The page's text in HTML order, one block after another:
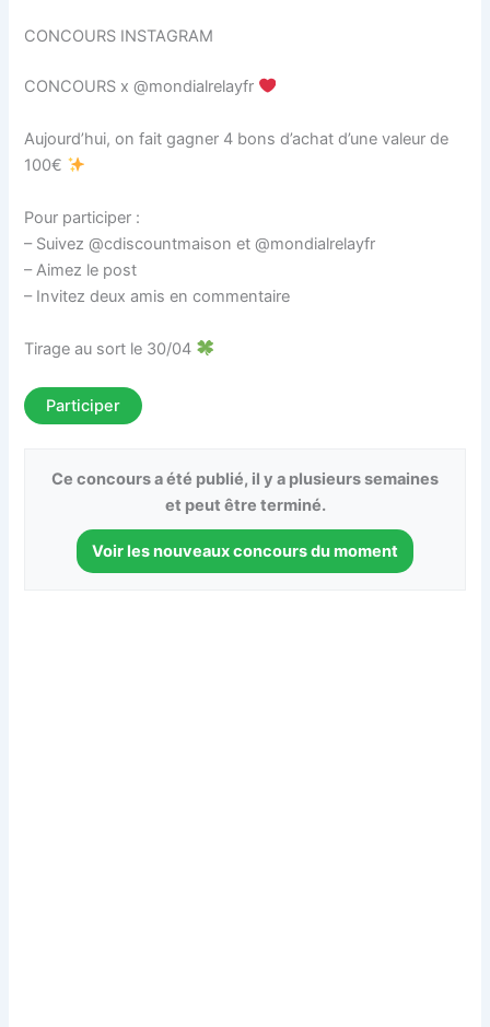
CONCOURS INSTAGRAM
CONCOURS x @mondialrelayfr
Aujourd’hui, on fait gagner 4 bons d’achat d’une valeur de
100€
Pour participer :⁣⁣⁣⁣⁣⁣⁣⁣⁣⁣⁣⁣⁣⁣⁣⁣⁣⁣⁣⁣⁣⁣⁣
– Suivez @cdiscountmaison et @mondialrelayfr⁣⁣⁣⁣⁣
– Aimez le post⁣⁣⁣⁣⁣⁣
– Invitez deux amis en commentaire⁣⁣⁣⁣⁣⁣
Tirage au sort le 30/04
Participer
Ce concours a été publié, il y a plusieurs semaines
et peut être terminé.
Voir les nouveaux concours du moment